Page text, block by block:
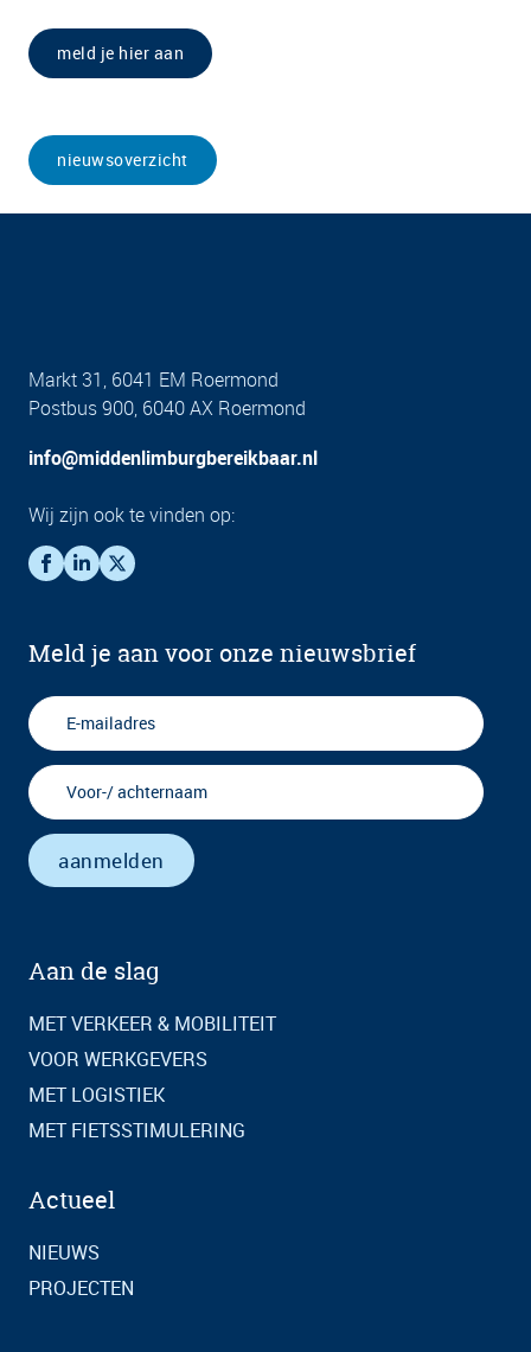
meld je hier aan
nieuwsoverzicht
Markt 31, 6041 EM Roermond
Postbus 900, 6040 AX Roermond
info@middenlimburgbereikbaar.nl
Wij zijn ook te vinden op:
Meld je aan voor onze nieuwsbrief
Aan de slag
MET VERKEER & MOBILITEIT
VOOR WERKGEVERS
MET LOGISTIEK
MET FIETSSTIMULERING
Actueel
NIEUWS
PROJECTEN